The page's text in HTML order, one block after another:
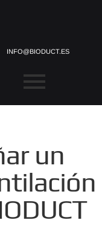
INFO@BIODUCT.ES
un